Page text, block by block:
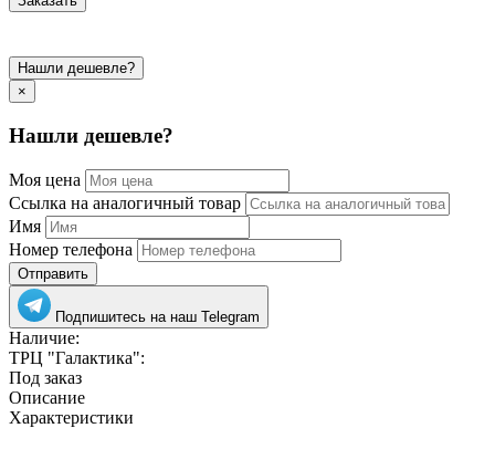
Нашли дешевле?
×
Нашли дешевле?
Моя цена
Ссылка на аналогичный товар
Имя
Номер телефона
Отправить
Подпишитесь на наш Telegram
Наличие:
ТРЦ "Галактика":
Под заказ
Описание
Характеристики